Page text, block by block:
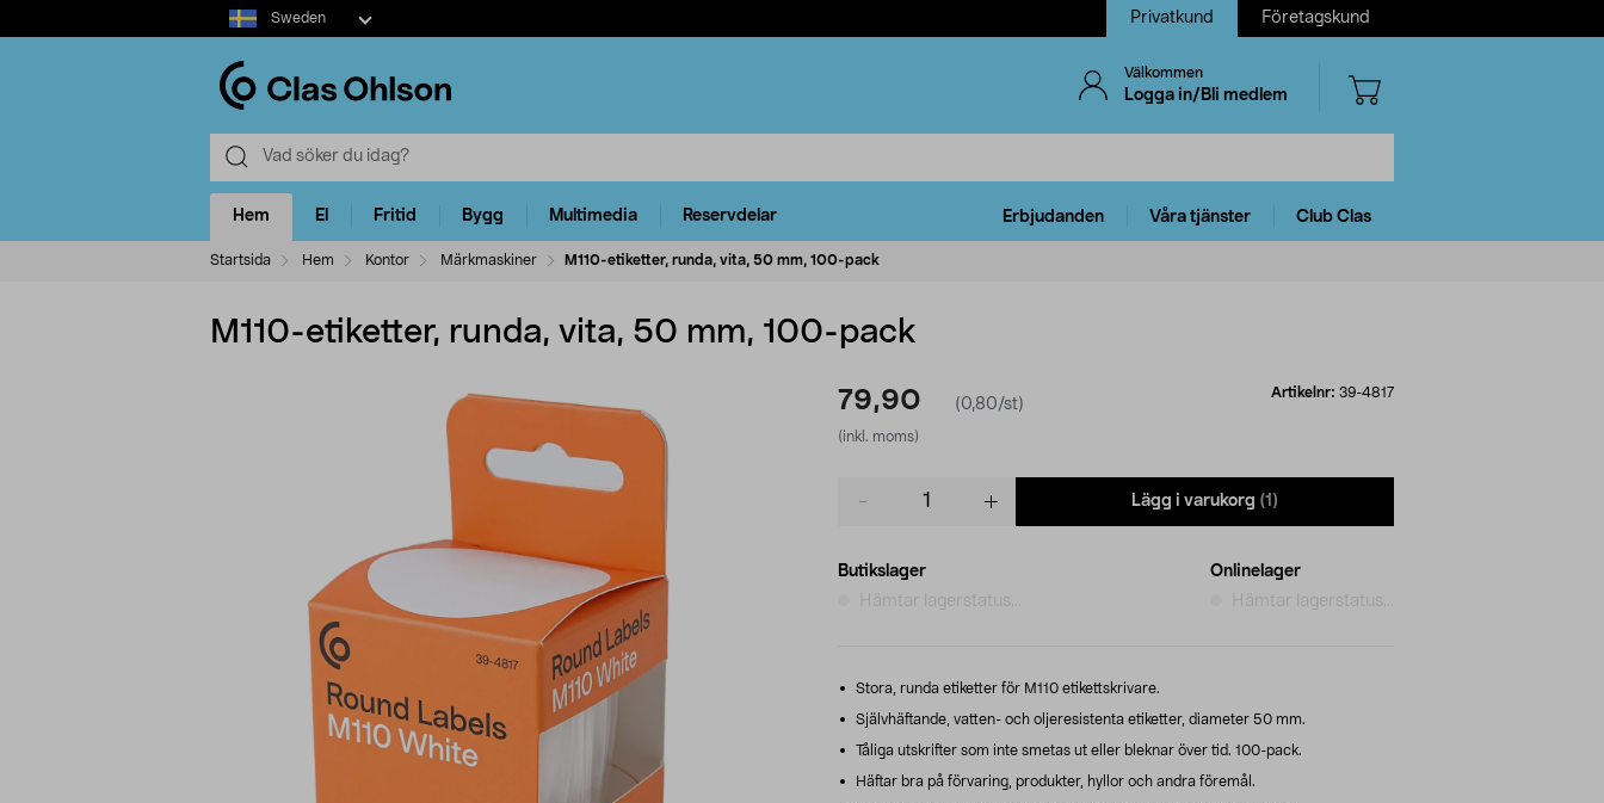
Select
market
Sweden Privatkund Företagskund
Välkommen
Logga in/Bli medlem
Hem El Fritid Bygg Multimedia Reservdelar Erbjudanden Våra tjänster Club Clas
Startsida Hem Kontor Märkmaskiner M110-etiketter, runda, vita, 50 mm, 100-pack
M110-etiketter, runda, vita, 50 mm, 100-pack
79,90 (0,80/st)
(inkl. moms)
Artikelnr: 39-4817
Lägg i varukorg (1)
Butikslager
Hämtar lagerstatus...
Onlinelager
Hämtar lagerstatus...
Stora, runda etiketter för M110 etikettskrivare.
Självhäftande, vatten- och oljeresistenta etiketter, diameter 50 mm.
Tåliga utskrifter som inte smetas ut eller bleknar över tid. 100-pack.
Häftar bra på förvaring, produkter, hyllor och andra föremål.